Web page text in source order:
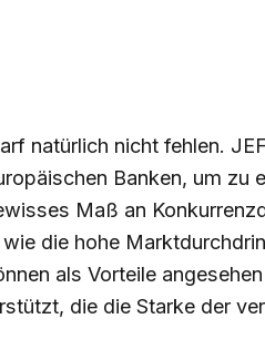
natürlich nicht fehlen.
Banken, um zu
Maß an
die hohe
als Vorteile
die die Starke der